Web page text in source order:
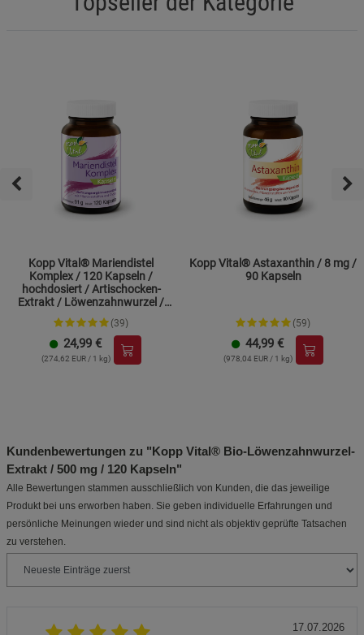
Kopp Vital® Mariendistel
Komplex / 120 Kapseln /
hochdosiert / Artischocken-
Extrakt / Löwenzahnwurzel /
Cholin
(39)
24,99 €
(274,62 EUR / 1 kg)
Kopp Vital® Astaxanthin / 8 mg /
90 Kapseln
(59)
44,99 €
(978,04 EUR / 1 kg)
Kundenbewertungen zu "Kopp Vital® Bio-Löwenzahnwurzel-
Extrakt / 500 mg / 120 Kapseln"
Alle Bewertungen stammen ausschließlich von Kunden, die das jeweilige
Produkt bei uns erworben haben. Sie geben individuelle Erfahrungen und
persönliche Meinungen wieder und sind nicht als objektiv geprüfte Tatsachen
zu verstehen.
17.07.2026
Beschreibung Marketing Cookies